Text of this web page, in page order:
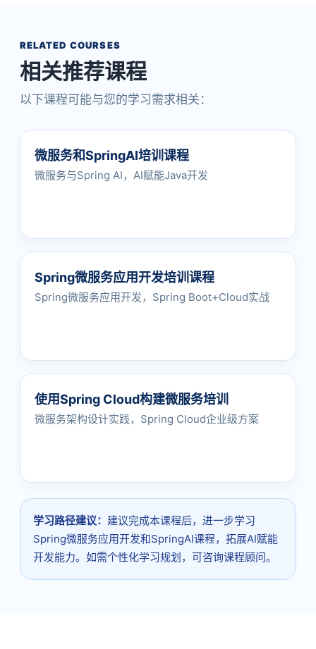
RELATED COURSES
相关推荐课程
以下课程可能与您的学习需求相关：
微服务和SpringAI培训课程
微服务与Spring AI，AI赋能Java开发
Spring微服务应用开发培训课程
Spring微服务应用开发，Spring Boot+Cloud实战
使用Spring Cloud构建微服务培训
微服务架构设计实践，Spring Cloud企业级方案
学习路径建议： 建议完成本课程后，进一步学习
Spring微服务应用开发和SpringAI课程，拓展AI赋能
开发能力。如需个性化学习规划，可咨询课程顾问。